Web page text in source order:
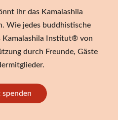
ihr das Kamalashila
Wie jedes buddhistische
Kamalashila Institut® von
durch Freunde, Gäste
spenden